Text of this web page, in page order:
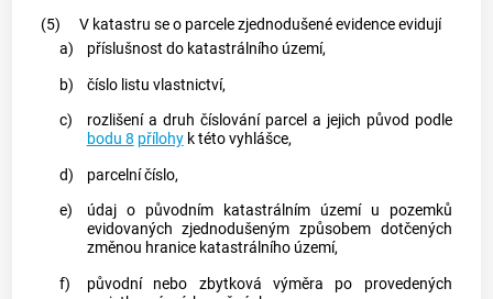
(5)
V katastru se o parcele zjednodušené evidenceevidují
a)
příslušnost do katastrálního území,
b)
číslo listu vlastnictví,
c)
rozlišení a druh číslování parcel a jejich původ podle
bodu 8 přílohyk této vyhlášce,
d)
parcelní číslo,
e)
údaj o původním katastrálním územíu pozemků
evidovaných zjednodušeným způsobem dotčených
změnou hranice katastrálního území,
f)
původní nebo zbytková výměra po provedených